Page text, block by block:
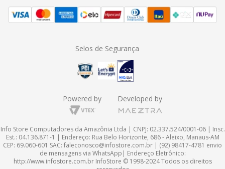
Selos de Segurança
Powered by Developed by
Info Store Computadores da Amazônia Ltda | CNPJ: 02.337.524/0001-06 | Insc.
Est.: 04.136.871-1 | Endereço: Rua Belo Horizonte, 686 - Aleixo, Manaus-AM
CEP: 69.060-601 SAC: faleconosco@infostore.com.br | (92) 98417-4781 envio
de mensagens via WhatsApp| Endereço Eletrônico:
http://www.infostore.com.brInfoStore © 1998-2024 Todos os direitos